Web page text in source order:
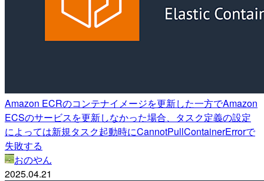
Amazon ECRのコンテナイメージを更新した一方でAmazon
ECSのサービスを更新しなかった場合、タスク定義の設定
によっては新規タスク起動時にCannotPullContainerErrorで
失敗する
おのやん
2025.04.21